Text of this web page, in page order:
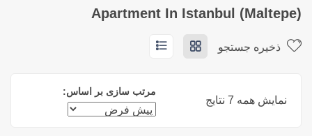
Apartment In Istanbul (Maltepe)
ذخیره جستجو
نمایش همه 7 نتایج
مرتب سازی بر اساس: